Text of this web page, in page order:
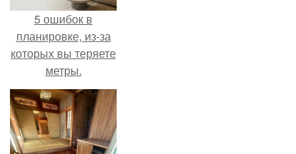
5 ошибок в
планировке, из-за
которых вы теряете
метры.